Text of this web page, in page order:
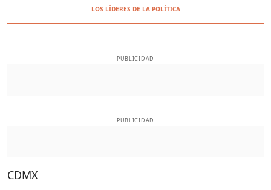
LOS LÍDERES DE LA POLÍTICA
PUBLICIDAD
PUBLICIDAD
CDMX